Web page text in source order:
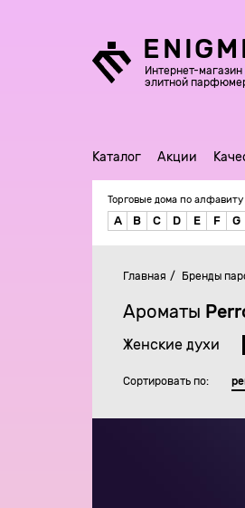
Интернет-магазин
элитной
Каталог Акции
Торговые дома по алфавиту
A B C D E F G
Главная Бренды
Ароматы
Женские духи
Сортировать по: